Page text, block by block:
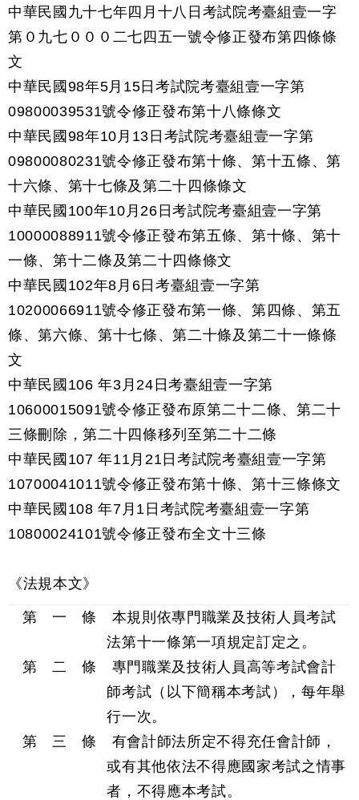
中華民國九十七年四月十八日考試院考臺組壹一字
第０九七０００二七四五一號令修正發布第四條條
文
中華民國98年5月15日考試院考臺組壹一字第
09800039531號令修正發布第十八條條文
中華民國98年10月13日考試院考臺組壹一字第
09800080231號令修正發布第十條、第十五條、第
十六條、第十七條及第二十四條條文
中華民國100年10月26日考試院考臺組壹一字第
10000088911號令修正發布第五條、第十條、第十
一條、第十二條及第二十四條條文
中華民國102年8月6日考臺組壹一字第
10200066911號令修正發布第一條、第四條、第五
條、第六條、第十七條、第二十條及第二十一條條
文
中華民國106 年3月24日考臺組壹一字第
10600015091號令修正發布原第二十二條、第二十
三條刪除，第二十四條移列至第二十二條
中華民國107 年11月21日考試院考臺組壹一字第
10700041011號令修正發布第十條、第十三條條文
中華民國108 年7月1日考試院考臺組壹一字第
10800024101號令修正發布全文十三條
《法規本文》
第 一 條 本規則依專門職業及技術人員考試
法第十一條第一項規定訂定之。
第 二 條 專門職業及技術人員高等考試會計
師考試（以下簡稱本考試），每年舉
行一次。
第 三 條 有會計師法所定不得充任會計師，
或有其他依法不得應國家考試之情事
者，不得應本考試。